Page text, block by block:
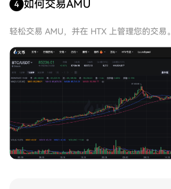
4 如何交易AMU
轻松交易 AMU，并在 HTX 上管理您的交易。